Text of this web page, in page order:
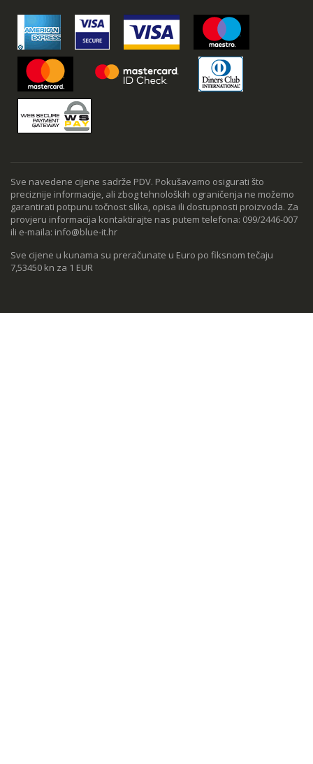
Sve navedene cijene sadrže PDV. Pokušavamo osigurati što
preciznije informacije, ali zbog tehnoloških ograničenja ne možemo
garantirati potpunu točnost slika, opisa ili dostupnosti proizvoda. Za
provjeru informacija kontaktirajte nas putem telefona: 099/2446-007
ili e-maila: info@blue-it.hr
Sve cijene u kunama su preračunate u Euro po fiksnom tečaju
7,53450 kn za 1 EUR